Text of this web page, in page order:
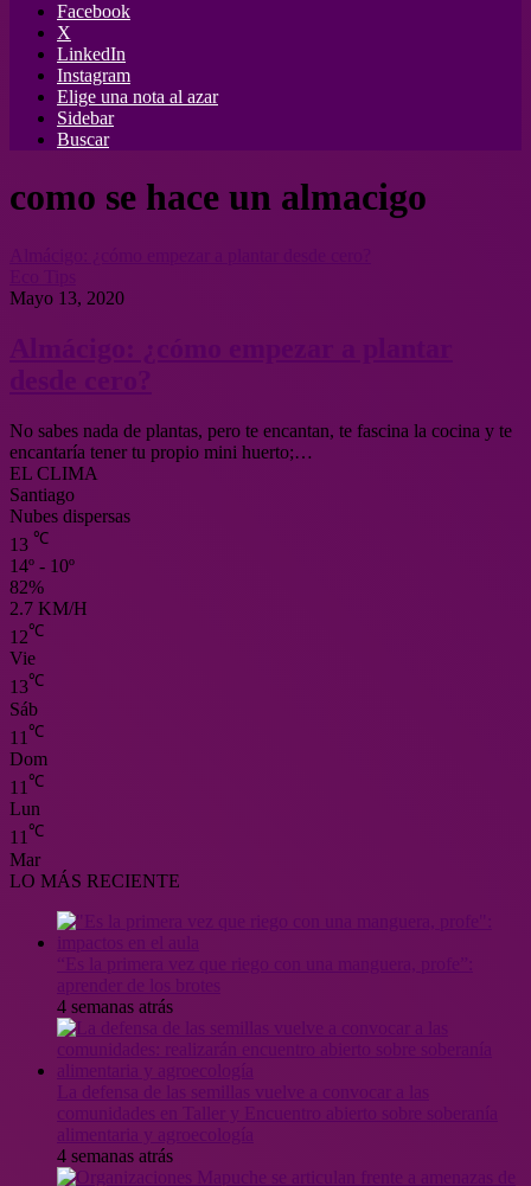
Facebook
X
LinkedIn
Instagram
Elige una nota al azar
Sidebar
Buscar
como se hace un almacigo
Mayo 13, 2020
No sabes nada de plantas, pero te encantan, te fascina la cocina y te
encantaría tener tu propio mini huerto;…
EL CLIMA
Santiago
Nubes dispersas
13 ℃
14º - 10º
82%
2.7 KM/H
12℃
Vie
13℃
Sáb
11 ℃
Dom
11 ℃
Lun
11℃
Mar
LO MÁS RECIENTE
4 semanas atrás
4 semanas atrás